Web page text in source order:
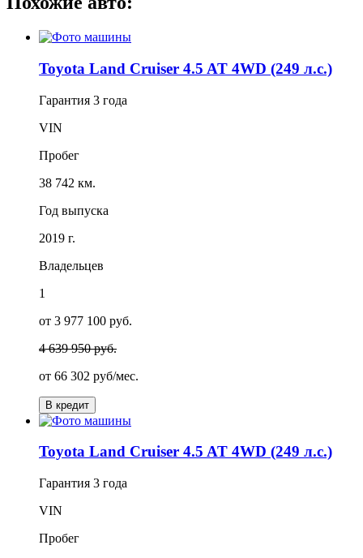
Toyota Land Cruiser 4.5 AT 4WD (249 л.с.)
Гарантия 3 года
VIN
Пробег
38 742 км.
Год выпуска
2019 г.
Владельцев
1
от 3 977 100 руб.
4 639 950 руб.
от 66 302 руб/мес.
В кредит
Toyota Land Cruiser 4.5 AT 4WD (249 л.с.)
Гарантия 3 года
VIN
Пробег